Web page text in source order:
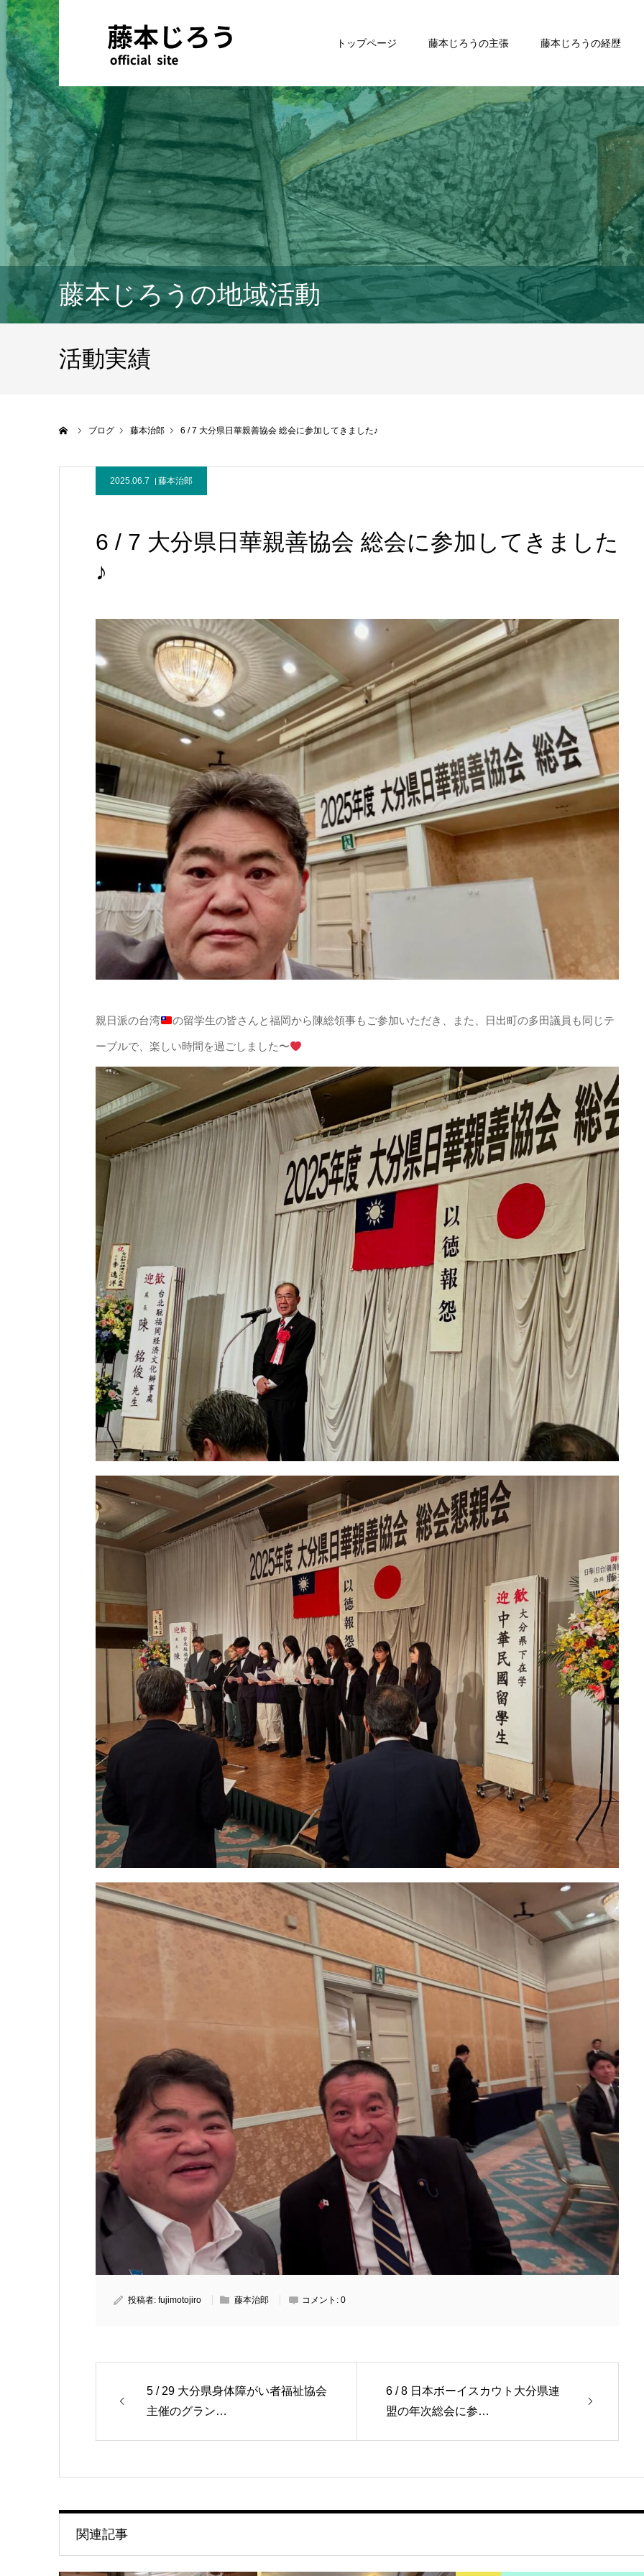
トップページ 藤本じろうの主張 藤本じろうの経歴
藤本じろうの地域活動
活動実績
ブログ 藤本治郎 6 / 7 大分県日華親善協会 総会に参加してきました♪
2025.06.7 藤本治郎
6 / 7 大分県日華親善協会 総会に参加してきました
♪
親日派の台湾 の留学生の皆さんと福岡から陳総領事もご参加いただき、また、日出町の多田議員も同じテ
ーブルで、楽しい時間を過ごしました〜
投稿者: fujimotojiro 藤本治郎 コメント: 0
5 / 29 大分県身体障がい者福祉協会
主催のグラン…
6 / 8 日本ボーイスカウト大分県連
盟の年次総会に参…
関連記事